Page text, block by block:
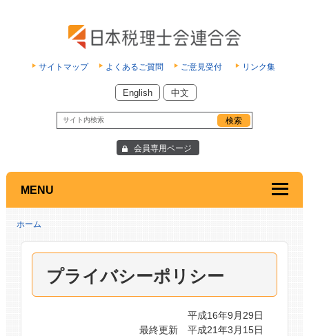
サイトマップ よくあるご質問 ご意見受付 リンク集
English 中文
会員専用ページ
MENU
ホーム
プライバシーポリシー
平成16年9月29日
最終更新 平成21年3月15日